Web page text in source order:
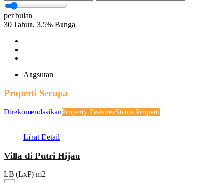
per bulan
30 Tahun, 3.5% Bunga
Angsuran
Properti Serupa
DirekomendasikanProperty FeaturesStatus Properti
Lihat Detail
Villa di Putri Hijau
LB (LxP) m2